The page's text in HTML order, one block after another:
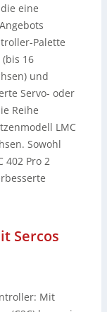
eine
Palette
(bis 16
und
Servo- oder
Reihe
LMC
Sowohl
402 Pro 2
Sercos
Mit